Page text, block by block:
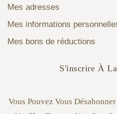
Mes adresses
Mes informations
Mes bons de réductions
S'inscrire À
Vous Pouvez Vous